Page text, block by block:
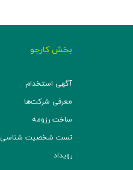
بخش کارجو
آگهی استخدام
معرفی شرکت‌ها
ساخت رزومه
تست شخصیت شناسی
رویداد